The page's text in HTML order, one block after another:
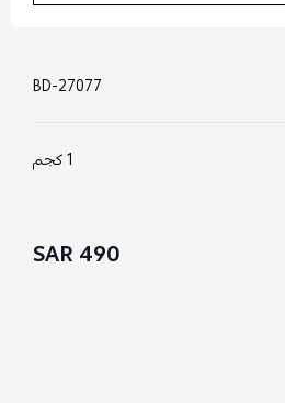
BD-27077
1 كجم
490 SAR